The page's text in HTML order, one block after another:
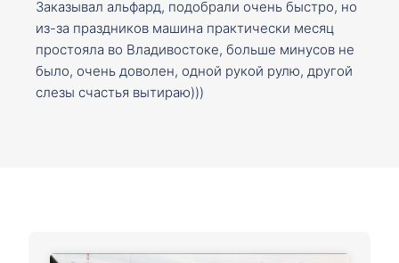
Заказывал альфард, подобрали очень быстро, но
из-за праздников машина практически месяц
простояла во Владивостоке, больше минусов не
было, очень доволен, одной рукой рулю, другой
слезы счастья вытираю)))